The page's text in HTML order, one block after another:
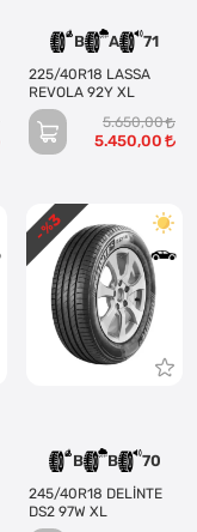
B A 71
225/40R18 LASSA
REVOLA 92Y XL
5.650,00
5.450,00
B B 70
245/40R18 DELİNTE
DS2 97W XL
- %
3